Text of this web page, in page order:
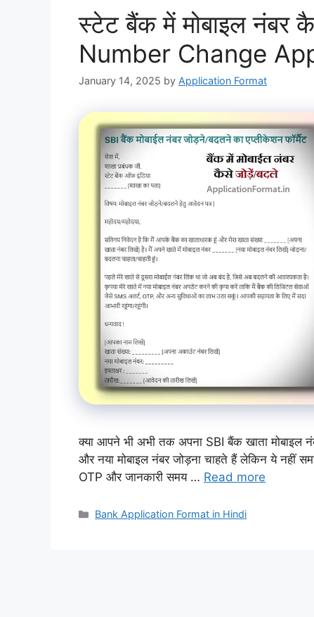
स्टेट बैंक में मोबाइल
Number Change
January 14, 2025 by Application Format
क्या आपने भी अभी तक अपना SBI बैंक खाता मोबाइल
और नया मोबाइल नंबर जोड़ना चाहते हैं लेकिन ये
OTP और जानकारी समय … Read more
Categories
Bank Application Format in Hindi